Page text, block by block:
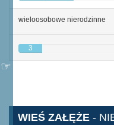
wieloosobowe nierodzinne
3
WIEŚ ZAŁĘŻE -